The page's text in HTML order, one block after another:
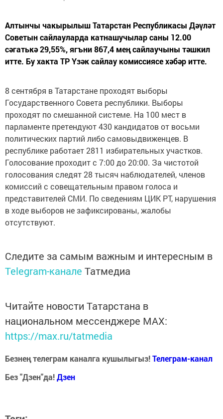
Алтынчы чакырылыш Татарстан Республикасы Дәүләт
Советын сайлауларда катнашучылар саны 12.00
сәгатькә 29,55%, ягъни 867,4 мең сайлаучыны тәшкил
итте. Бу хакта ТР Үзәк сайлау комиссиясе хәбәр итте.
8 сентября в Татарстане проходят выборы
Государственного Совета республики. Выборы
проходят по смешанной системе. На 100 мест в
парламенте претендуют 430 кандидатов от восьми
политических партий либо самовыдвиженцев. В
республике работает 2811 избирательных участков.
Голосование проходит с 7:00 до 20:00. За чистотой
голосования следят 28 тысяч наблюдателей, членов
комиссий с совещательным правом голоса и
представителей СМИ. По сведениям ЦИК РТ, нарушения
в ходе выборов не зафиксированы, жалобы
отсутствуют.
Следите за самым важным и интересным в
Telegram-канале Татмедиа
Читайте новости Татарстана в
национальном мессенджере MАХ:
https://max.ru/tatmedia
Безнең телеграм каналга кушылыгыз!Телеграм-канал
Без "Дзен"да!Дзен